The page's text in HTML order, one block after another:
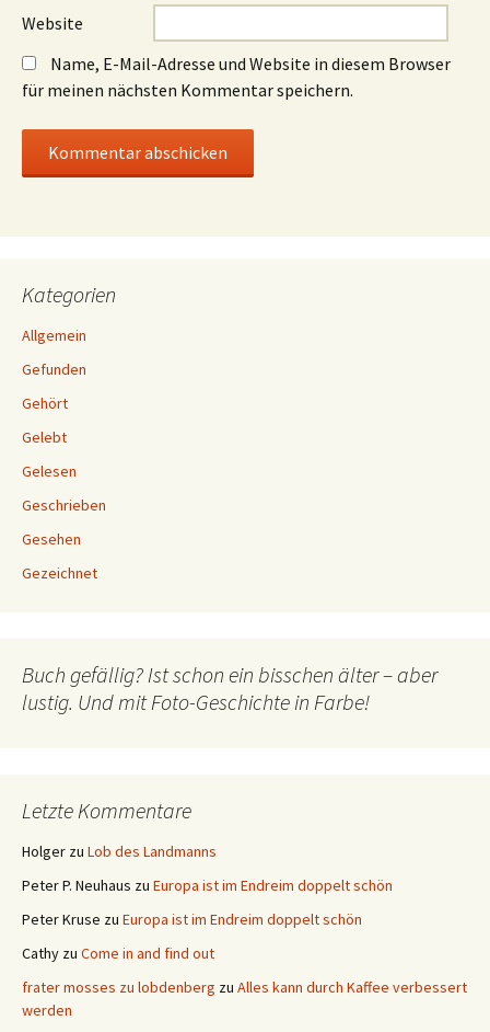
Website
Name, E-Mail-Adresse und Website in diesem Browser
für meinen nächsten Kommentar speichern.
Kategorien
Allgemein
Gefunden
Gehört
Gelebt
Gelesen
Geschrieben
Gesehen
Gezeichnet
Buch gefällig? Ist schon ein bisschen älter – aber
lustig. Und mit Foto-Geschichte in Farbe!
Letzte Kommentare
Holger zu Lob des Landmanns
Peter P. Neuhaus zu Europa ist im Endreim doppelt schön
Peter Kruse zu Europa ist im Endreim doppelt schön
Cathy zu Come in and find out
frater mosses zu lobdenberg zu Alles kann durch Kaffee verbessert
werden